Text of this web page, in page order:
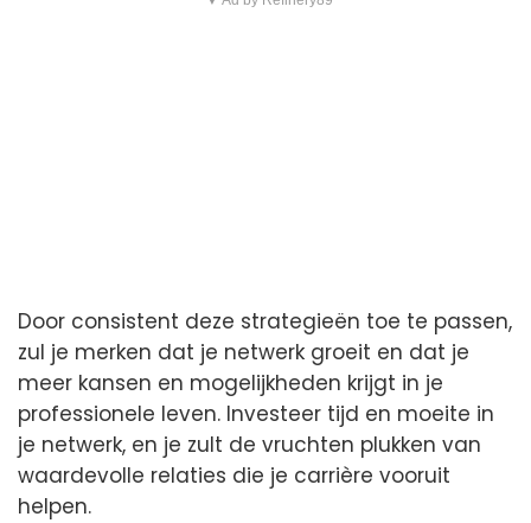
Door consistent deze strategieën toe te passen,
zul je merken dat je netwerk groeit en dat je
meer kansen en mogelijkheden krijgt in je
professionele leven. Investeer tijd en moeite in
je netwerk, en je zult de vruchten plukken van
waardevolle relaties die je carrière vooruit
helpen.